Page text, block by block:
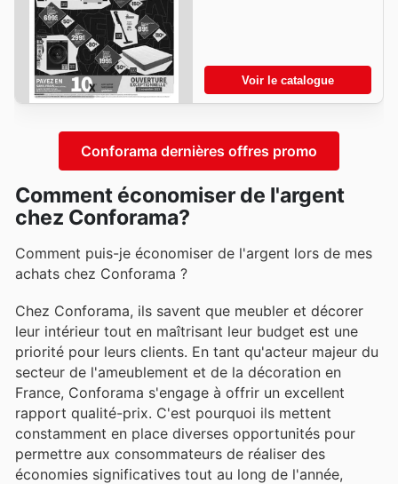
Voir le catalogue
Conforama dernières offres promo
Comment économiser de l'argent
chez Conforama?
Comment puis-je économiser de l'argent lors de mes
achats chez Conforama ?
Chez Conforama, ils savent que meubler et décorer
leur intérieur tout en maîtrisant leur budget est une
priorité pour leurs clients. En tant qu'acteur majeur du
secteur de l'ameublement et de la décoration en
France, Conforama s'engage à offrir un excellent
rapport qualité-prix. C'est pourquoi ils mettent
constamment en place diverses opportunités pour
permettre aux consommateurs de réaliser des
économies significatives tout au long de l'année,